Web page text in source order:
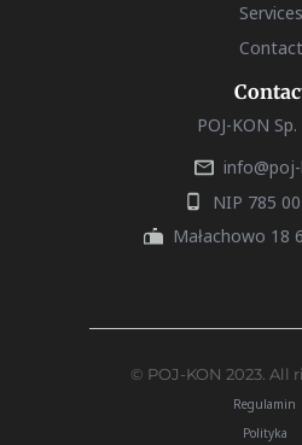
Services
Contact
POJ-KON
NIP 785
Małachowo 18
© POJ-KON 2023. All
Regulamin
Polityka